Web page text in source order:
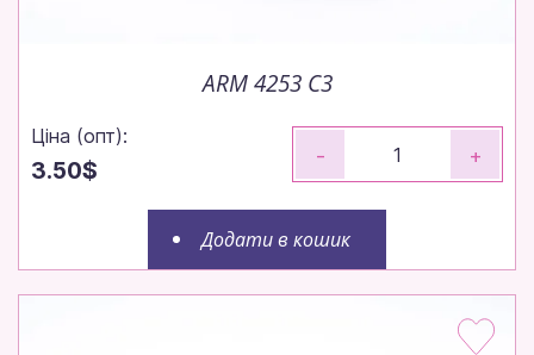
ARM 4253 C3
Ціна (опт):
3.50$
- +
Додати в кошик
вас максимально швидко.
Щотижневі поповнення — залишайтеся в тренді
без пауз.